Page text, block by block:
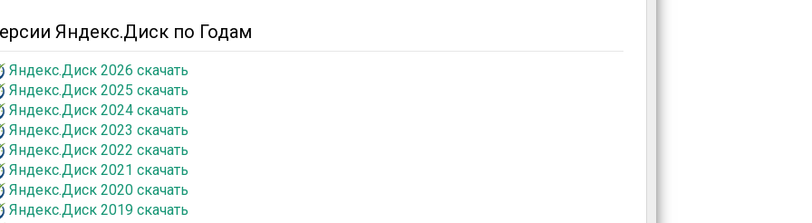
Яндекс.Диск по Годам
Яндекс.Диск 2026 скачать
Яндекс.Диск 2025 скачать
Яндекс.Диск 2024 скачать
Яндекс.Диск 2023 скачать
Яндекс.Диск 2022 скачать
Яндекс.Диск 2021 скачать
Яндекс.Диск 2020 скачать
Яндекс.Диск 2019 скачать